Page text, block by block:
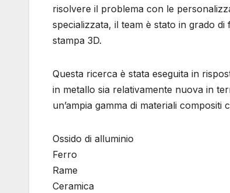
risolvere il problema con le
specializzata, il team è stato in grado
stampa 3D.
Questa ricerca è stata eseguita in
in metallo sia relativamente nuova in
un’ampia gamma di materiali compositi
Ossido di alluminio
Ferro
Rame
Ceramica